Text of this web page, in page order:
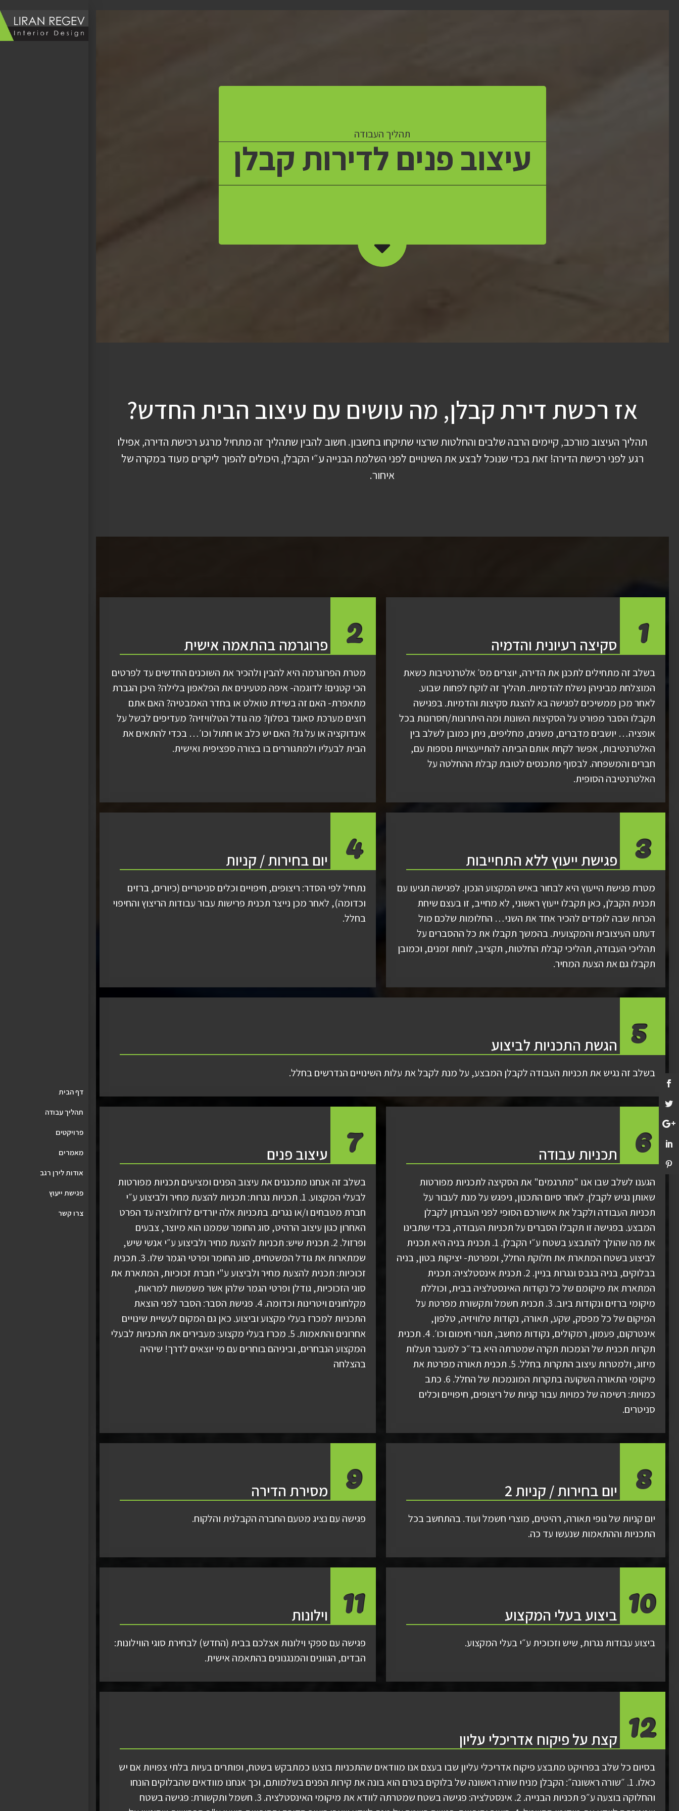
תהליך העבודה
עיצוב פנים לדירות קבלן
אז רכשת דירת קבלן, מה עושים עם עיצוב הבית החדש?
תהליך העיצוב מורכב, קיימים הרבה שלבים והחלטות שרצוי שתיקחו בחשבון. חשוב להבין שתהליך זה מתחיל מרגע רכישת הדירה, אפילו
רגע לפני רכישת הדירה! זאת בכדי שנוכל לבצע את השינויים לפני השלמת הבנייה ע״י הקבלן, היכולים להפוך ליקרים מעוד במקרה של
איחור.
1 סקיצה רעיונית והדמיה
בשלב זה מתחילים לתכנן את הדירה, יוצרים מס׳ אלטרנטיבות כשאת
המוצלחת מביניהן נשלח להדמיות. תהליך זה לוקח לפחות שבוע.
לאחר מכן ממשיכים לפגישה בא להצגת סקיצות והדמיות. בפגישה
תקבלו הסבר מפורט על הסקיצות השונות ומה היתרונות/חסרונות בכל
אופציה… יושבים מדברים, משנים, מחליפים, ניתן כמובן לשלב בין
האלטרנטיבות, אפשר לקחת אותם הביתה להתייעצויות נוספות עם,
חברים והמשפחה. לבסוף מתכנסים לטובת קבלת ההחלטה על
האלטרנטיבה הסופית.
2 פרוגרמה בהתאמה אישית
מטרת הפרוגרמה היא להבין ולהכיר את השוכנים החדשים עד לפרטים
הכי קטנים! לדוגמה- איפה מטעינים את הפלאפון בלילה? היכן הגברת
מתאפרת- האם זה בשידת טואלט או בחדר האמבטיה? האם אתם
רוצים מערכת סאונד בסלון? מה גודל הטלוויזיה? מעדיפים לבשל על
אינדוקציה או על גז? האם יש כלב או חתול וכו׳… בכדי להתאים את
הבית לבעליו ולמתגוררים בו בצורה ספציפית ואישית.
3 פגישת ייעוץ ללא התחייבות
מטרת פגישת הייעוץ היא לבחור באיש המקצוע הנכון. לפגישה תגיעו עם
תכנית הקבלן, כאן תקבלו ייעוץ ראשוני, לא מחייב, זו בעצם שיחת
הכרות שבה לומדים להכיר אחד את השני… החלומות שלכם מול
דעתנו העיצובית והמקצועית. בהמשך תקבלו את כל ההסברים על
תהליכי העבודה, תהליכי קבלת החלטות, תקציב, לוחות זמנים, וכמובן
תקבלו גם את הצעת המחיר.
4 יום בחירות / קניות
נתחיל לפי הסדר: ריצופים, חיפויים וכלים סניטריים (כיורים, ברזים
וכדומה), לאחר מכן נייצר תכנית פרישות עבור עבודות הריצוץ והחיפוי
בחלל.
5 הגשת התכניות לביצוע
בשלב זה נגיש את תכניות העבודה לקבלן המבצע, על מנת לקבל את עלות השינויים הנדרשים בחלל.
6 תכניות עבודה
הגענו לשלב שבו אנו "מתרגמים" את הסקיצה לתכניות מפורטות
שאותן נגיש לקבלן. לאחר סיום התכנון, ניפגש על מנת לעבור על
תכניות העבודה ולקבל את אישורכם הסופי לפני העברתן לקבלן
המבצע. בפגישה זו תקבלו הסברים על תכניות העבודה, בכדי שתבינו
את מה שהולך להתבצע בשטח ע״י הקבלן. 1. תכנית בניה היא תכנית
לביצוע בשטח המתארת את חלוקת החלל, ומפרטת- יציקות בטון, בניה
בבלוקים, בניה בגבס ונגרות בניין. 2. תכנית אינסטלציה: תכנית
המתארת את מיקומם של כל נקודות האינסטלציה בבית, וכוללת
מיקומי ברזים ונקודות ביוב. 3. תכנית חשמל ותקשורת מפרטת על
המיקום של כל מפסק, שקע, תאורה, נקודות טלוויזיה, טלפון,
אינטרקום, פעמון, רמקולים, נקודות מחשב, תנורי חימום וכו׳. 4. תכנית
תקרות תכנית של הנמכות תקרה שמטרתה היא בד״כ למעבר תעלות
מיזוג, ולמטרות עיצוב התקרות בחלל. 5. תכנית תאורה מפרטת את
מיקומי התאורה השקועה בתקרות המונמכות של החלל. 6. כתב
כמויות: רשימה של כמויות עבור קניות של ריצופים, חיפויים וכלים
סניטרים.
7 עיצוב פנים
בשלב זה אנחנו מתכננים את עיצוב הפנים ומציעים תכניות מפורטות
לבעלי המקצוע. 1. תכניות נגרות: תכניות להצעת מחיר ולביצוע ע״י
חברת מטבחים ו/או נגרים. בתכניות אלה יורדים לרזולוציה עד הפרט
האחרון כגון עיצוב הרהיט, סוג החומר שממנו הוא מיוצר, צבעים
ופרזול. 2. תכנית שיש: תכניות להצעת מחיר ולביצוע ע״י אנשי שיש,
שמתארות את גודל המשטחים, סוג החומר ופרטי הגמר שלו. 3. תכנית
זכוכיות: תכנית להצעת מחיר ולביצוע ע"י חברת זכוכיות, המתארת את
סוגי הזכוכיות, גודלן ופרטי הגמר שלהן אשר משמשות למראות,
מקלחונים ויטרינות וכדומה. 4. פגישת הסבר: הסבר לפני הוצאת
התכניות למכרז בעלי מקצוע וביצוע. כאן גם המקום לעשיית שינויים
אחרונים והתאמות. 5. מכרז בעלי מקצוע: מעבירים את התכניות לבעלי
המקצוע הנבחרים, וביניהם בוחרים עם מי יוצאים לדרך! שיהיה
בהצלחה
8 יום בחירות / קניות 2
יום קניות של גופי תאורה, רהיטים, מוצרי חשמל ועוד. בהתחשב בכל
התכניות וההתאמות שנעשו עד כה.
9 מסירת הדירה
פגישה עם נציג מטעם החברה הקבלנית והלקוח.
10 ביצוע בעלי המקצוע
ביצוע עבודות נגרות, שיש וזכוכית ע״י בעלי המקצוע.
11 וילונות
פגישה עם ספקי וילונות אצלכם בבית (החדש) לבחירת סוגי הווילונות:
הבדים, הגוונים והמנגנונים בהתאמה אישית.
12 קצת על פיקוח אדריכלי עליון
בסיום כל שלב בפרויקט מתבצע פיקוח אדריכלי עליון שבו בעצם אנו מוודאים שהתכניות בוצעו כמתבקש בשטח, ופותרים בעיות בלתי צפויות אם יש
כאלו. 1. ״שורה ראשונה״: הקבלן מניח שורה ראשונה של בלוקים בטרם הוא בונה את קירות הפנים בשלמותם, וכך אנחנו מוודאים שהבלוקים הונחו
והחלוקה בוצעה ע״פ תכניות הבנייה. 2. אינסטלציה: פגישה בשטח שמטרתה לוודא את מיקומי האינסטלציה. 3. חשמל ותקשורת: פגישה בשטח
דף הבית
תהליך עבודה
פרויקטים
מאמרים
אודות לירן רגב
פגישת ייעוץ
צרו קשר